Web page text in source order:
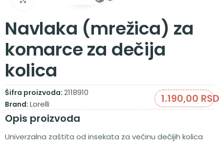
Navlaka (mrežica) za
komarce za dečija
kolica
Šifra proizvoda: 2118910
Brand: Lorelli 1.190,00
Opis proizvoda
Univerzalna zaštita od insekata za većinu dečijih kolica